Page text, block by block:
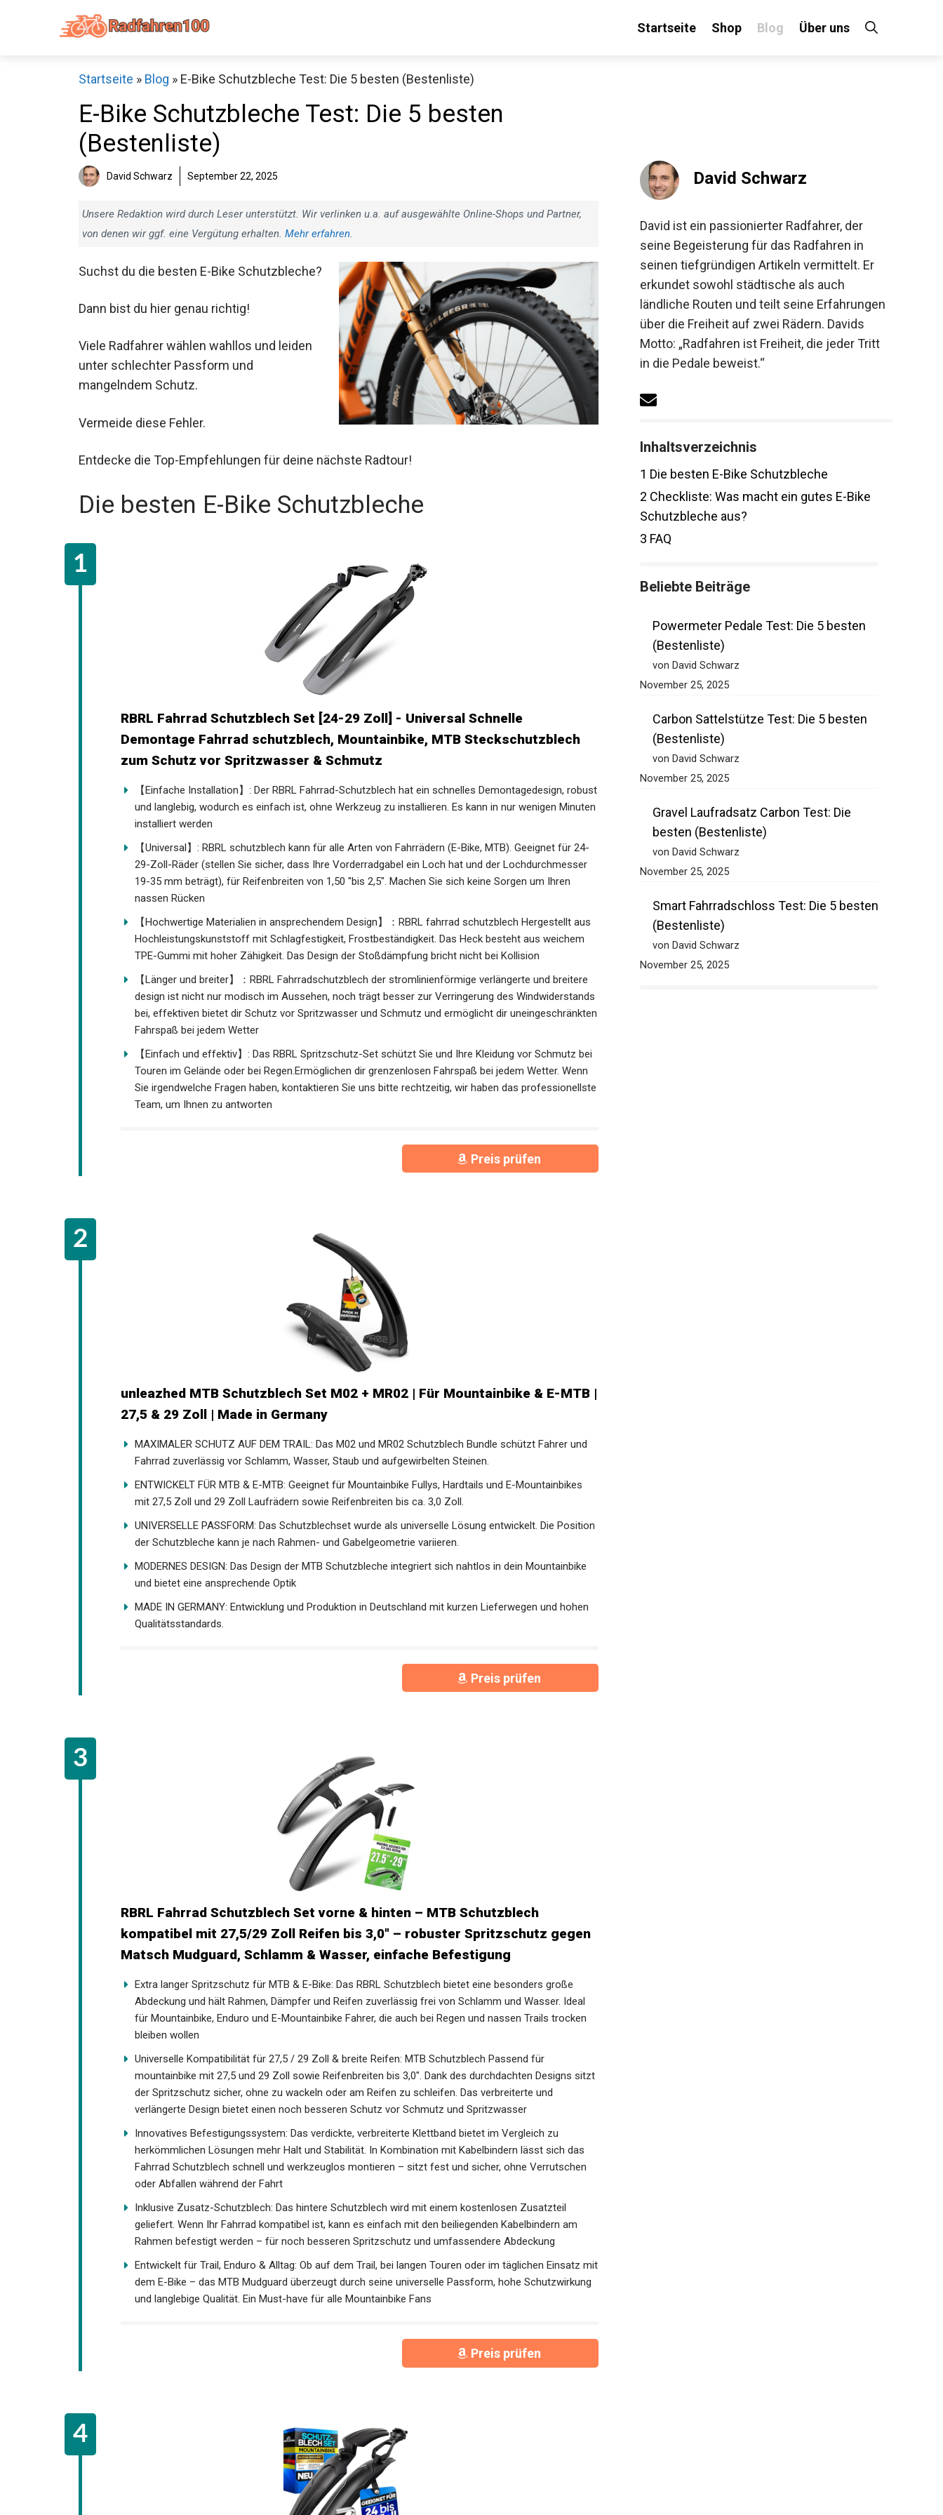
Startseite Shop Blog Über uns
Startseite » Blog » E-Bike Schutzbleche Test: Die 5 besten (Bestenliste)
E-Bike Schutzbleche Test: Die 5 besten
(Bestenliste)
David Schwarz September 22, 2025
Unsere Redaktion wird durch Leser unterstützt. Wir verlinken u.a. auf ausgewählte Online-Shops und Partner,
von denen wir ggf. eine Vergütung erhalten. Mehr erfahren.
Suchst du die besten E-Bike Schutzbleche?
Dann bist du hier genau richtig!
Viele Radfahrer wählen wahllos und leiden
unter schlechter Passform und
mangelndem Schutz.
Vermeide diese Fehler.
Entdecke die Top-Empfehlungen für deine nächste Radtour!
Die besten E-Bike Schutzbleche
RBRL Fahrrad Schutzblech Set [24-29 Zoll] - Universal Schnelle
Demontage Fahrrad schutzblech, Mountainbike, MTB Steckschutzblech
zum Schutz vor Spritzwasser & Schmutz
【Einfache Installation】: Der RBRL Fahrrad-Schutzblech hat ein schnelles Demontagedesign,
robust und langlebig, wodurch es einfach ist, ohne Werkzeug zu installieren. Es kann in nur wenigen
Minuten installiert werden
【Universal】: RBRL schutzblech kann für alle Arten von Fahrrädern (E-Bike, MTB). Geeignet für 24-
29-Zoll-Räder (stellen Sie sicher, dass Ihre Vorderradgabel ein Loch hat und der Lochdurchmesser
19-35 mm beträgt), für Reifenbreiten von 1,50 "bis 2,5". Machen Sie sich keine Sorgen um Ihren
nassen Rücken
【Hochwertige Materialien in ansprechendem Design】：RBRL fahrrad schutzblech Hergestellt aus
Hochleistungskunststoff mit Schlagfestigkeit, Frostbeständigkeit. Das Heck besteht aus weichem
TPE-Gummi mit hoher Zähigkeit. Das Design der Stoßdämpfung bricht nicht bei Kollision
【Länger und breiter】：RBRL Fahrradschutzblech der stromlinienförmige verlängerte und breitere
design ist nicht nur modisch im Aussehen, noch trägt besser zur Verringerung des
Windwiderstands bei, effektiven bietet dir Schutz vor Spritzwasser und Schmutz und ermöglicht dir
uneingeschränkten Fahrspaß bei jedem Wetter
【Einfach und effektiv】: Das RBRL Spritzschutz-Set schützt Sie und Ihre Kleidung vor Schmutz
bei Touren im Gelände oder bei Regen.Ermöglichen dir grenzenlosen Fahrspaß bei jedem Wetter.
Wenn Sie irgendwelche Fragen haben, kontaktieren Sie uns bitte rechtzeitig, wir haben das
professionellste Team, um Ihnen zu antworten
Preis prüfen
unleazhed MTB Schutzblech Set M02 + MR02 | Für Mountainbike & E-MTB
| 27,5 & 29 Zoll | Made in Germany
MAXIMALER SCHUTZ AUF DEM TRAIL: Das M02 und MR02 Schutzblech Bundle schützt Fahrer und
Fahrrad zuverlässig vor Schlamm, Wasser, Staub und aufgewirbelten Steinen.
ENTWICKELT FÜR MTB & E-MTB: Geeignet für Mountainbike Fullys, Hardtails und E-Mountainbikes
mit 27,5 Zoll und 29 Zoll Laufrädern sowie Reifenbreiten bis ca. 3,0 Zoll.
UNIVERSELLE PASSFORM: Das Schutzblechset wurde als universelle Lösung entwickelt. Die
Position der Schutzbleche kann je nach Rahmen- und Gabelgeometrie variieren.
MODERNES DESIGN: Das Design der MTB Schutzbleche integriert sich nahtlos in dein Mountainbike
und bietet eine ansprechende Optik
MADE IN GERMANY: Entwicklung und Produktion in Deutschland mit kurzen Lieferwegen und hohen
Qualitätsstandards.
Preis prüfen
RBRL Fahrrad Schutzblech Set vorne & hinten – MTB Schutzblech
kompatibel mit 27,5/29 Zoll Reifen bis 3,0″ – robuster Spritzschutz gegen
Matsch Mudguard, Schlamm & Wasser, einfache Befestigung
Extra langer Spritzschutz für MTB & E-Bike: Das RBRL Schutzblech bietet eine besonders große
Abdeckung und hält Rahmen, Dämpfer und Reifen zuverlässig frei von Schlamm und Wasser. Ideal
für Mountainbike, Enduro und E-Mountainbike Fahrer, die auch bei Regen und nassen Trails trocken
bleiben wollen
Universelle Kompatibilität für 27,5 / 29 Zoll & breite Reifen: MTB Schutzblech Passend für
mountainbike mit 27,5 und 29 Zoll sowie Reifenbreiten bis 3,0″. Dank des durchdachten Designs
sitzt der Spritzschutz sicher, ohne zu wackeln oder am Reifen zu schleifen. Das verbreiterte und
verlängerte Design bietet einen noch besseren Schutz vor Schmutz und Spritzwasser
Innovatives Befestigungssystem: Das verdickte, verbreiterte Klettband bietet im Vergleich zu
herkömmlichen Lösungen mehr Halt und Stabilität. In Kombination mit Kabelbindern lässt sich das
Fahrrad Schutzblech schnell und werkzeuglos montieren – sitzt fest und sicher, ohne Verrutschen
oder Abfallen während der Fahrt
Inklusive Zusatz-Schutzblech: Das hintere Schutzblech wird mit einem kostenlosen Zusatzteil
geliefert. Wenn Ihr Fahrrad kompatibel ist, kann es einfach mit den beiliegenden Kabelbindern am
Rahmen befestigt werden – für noch besseren Spritzschutz und umfassendere Abdeckung
Entwickelt für Trail, Enduro & Alltag: Ob auf dem Trail, bei langen Touren oder im täglichen Einsatz
mit dem E-Bike – das MTB Mudguard überzeugt durch seine universelle Passform, hohe
Schutzwirkung und langlebige Qualität. Ein Must-have für alle Mountainbike Fans
Preis prüfen
David Schwarz
David ist ein passionierter Radfahrer, der
seine Begeisterung für das Radfahren in
seinen tiefgründigen Artikeln vermittelt. Er
erkundet sowohl städtische als auch
ländliche Routen und teilt seine
Erfahrungen über die Freiheit auf zwei
Rädern. Davids Motto: „Radfahren ist
Freiheit, die jeder Tritt in die Pedale
Inhaltsverzeichnis
Die besten E-Bike Schutzbleche
Checkliste: Was macht ein gutes E-Bike
Schutzbleche aus?
Powermeter Pedale Test: Die 5 besten
(Bestenliste)
von David Schwarz
Carbon Sattelstütze Test: Die 5 besten
(Bestenliste)
von David Schwarz
Gravel Laufradsatz Carbon Test: Die
besten (Bestenliste)
von David Schwarz
Smart Fahrradschloss Test: Die 5
besten (Bestenliste)
von David Schwarz
Decathlon Sale
Schaue dir jetzt die meistverkauften Produkte im Sale bei Decathlon an!
Jetzt anschauen